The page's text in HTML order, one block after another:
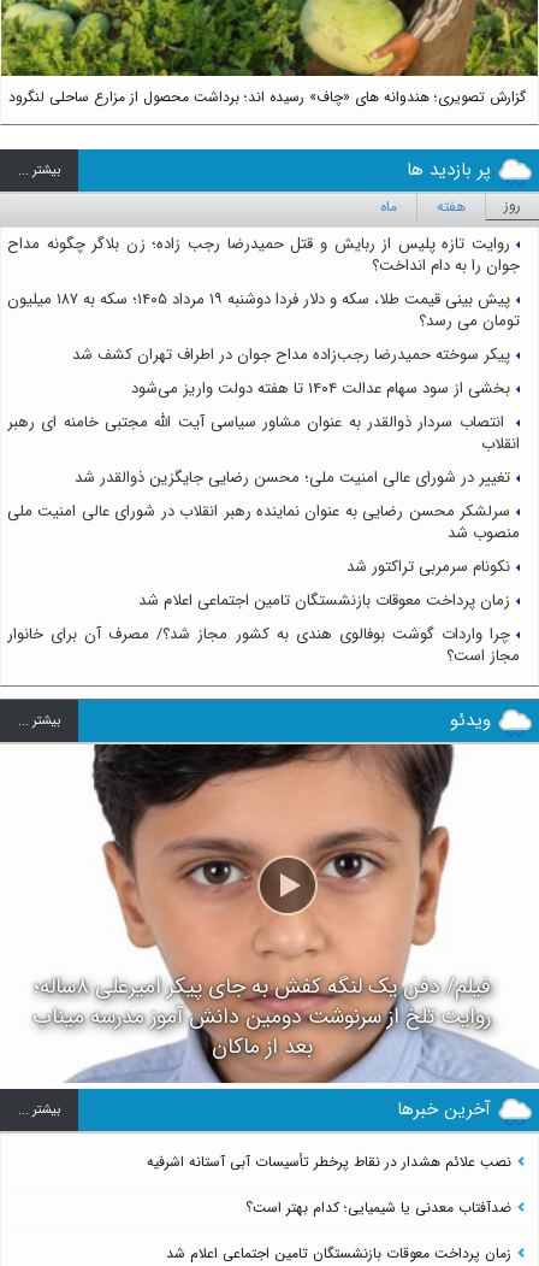
گزارش تصویری؛ هندوانه های «چاف» رسیده اند؛ برداشت محصول از مزارع ساحلی لنگرود
پر بازدید ها بيشتر ...
روز هفته ماه
روایت تازه پلیس از ربایش و قتل حمیدرضا رجب زاده؛ زن بلاگر چگونه مداح
جوان را به دام انداخت؟
پیش بینی قیمت طلا، سکه و دلار فردا دوشنبه ۱۹ مرداد ۱۴۰۵؛ سکه به ۱۸۷ میلیون
تومان می رسد؟
پیکر سوخته حمیدرضا رجب‌زاده مداح جوان در اطراف تهران کشف شد
بخشی از سود سهام عدالت ۱۴۰۴ تا هفته دولت واریز می‌شود
انتصاب سردار ذوالقدر به عنوان مشاور سیاسی آیت الله مجتبی خامنه ای رهبر
انقلاب
تغییر در شورای عالی امنیت ملی؛ محسن رضایی جایگزین ذوالقدر شد
سرلشکر محسن رضایی به عنوان نماینده رهبر انقلاب در شورای عالی امنیت ملی
منصوب شد
نکونام سرمربی تراکتور شد
زمان پرداخت معوقات بازنشستگان تامین اجتماعی اعلام شد
چرا واردات گوشت بوفالوی هندی به کشور مجاز شد؟/ مصرف آن برای خانوار
مجاز است؟
ویدئو بيشتر ...
فیلم/ دفن یک لنگه کفش به جای پیکر امیرعلی ۸ساله؛
روایت تلخ از سرنوشت دومین دانش آموز مدرسه میناب
بعد از ماکان
آخرین خبرها بيشتر ...
نصب علائم هشدار در نقاط پرخطر تأسیسات آبی آستانه اشرفیه
ضدآفتاب‌ معدنی یا شیمیایی؛ کدام بهتر است؟
زمان پرداخت معوقات بازنشستگان تامین اجتماعی اعلام شد